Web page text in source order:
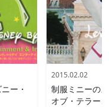
ー・
2015.02.02
制服ミニーの
オブ・テラー